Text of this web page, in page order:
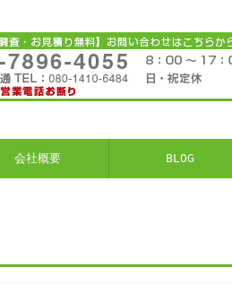
会社概要 BLOG